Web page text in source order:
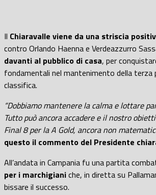
Il Chiaravalle viene da una striscia
contro Orlando Haenna e Verdeazzurro
davanti al pubblico di casa, per
fondamentali nel mantenimento della terza
classifica.
“Dobbiamo mantenere la calma e lottare
Tutto può ancora accadere e il nostro
Final 8 per la A Gold, ancora non
questo il commento del Presidente
All’andata in Campania fu una partita
per i marchigianiche, in diretta su
bissare il successo.